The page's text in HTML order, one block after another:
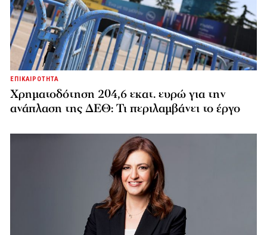
ΕΠΙΚΑΙΡΟΤΗΤΑ
Χρηματοδότηση 204,6 εκατ. ευρώ για την
ανάπλαση της ΔΕΘ: Τι περιλαμβάνει το έργο